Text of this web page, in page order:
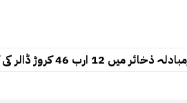
12 ارب 46 کروڑ ڈالر کی کمی